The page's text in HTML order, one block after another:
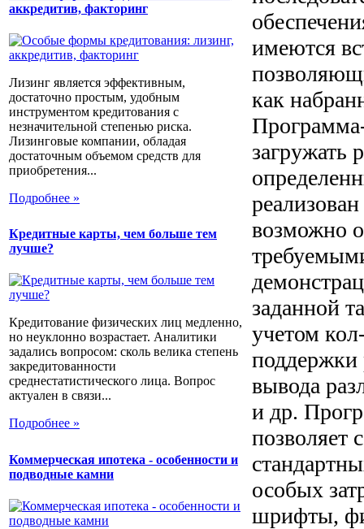
аккредитив, факторинг
Лизинг является эффективным,
достаточно простым, удобным
инструментом кредитования с
незначительной степенью риска.
Лизинговые компании, обладая
достаточным объемом средств для
приобретения...
Подробнее »
Кредитные карты, чем больше тем
лучше?
Кредитование физических лиц медленно,
но неуклонно возрастает. Аналитики
задались вопросом: сколь велика степень
закредитованности
среднестатистического лица. Вопрос
актуален в связи...
Подробнее »
Коммерческая ипотека - особенности и
подводные камни
имеются
как
загружать
возможно
заданной
учетом
поддержки
вывода
и др.
позволяет
особых
шрифты,